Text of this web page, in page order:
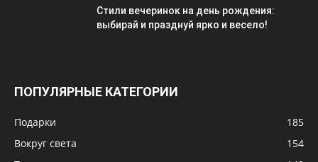
Стили вечеринок на день рождения:
выбирай и празднуй ярко и весело!
ПОПУЛЯРНЫЕ КАТЕГОРИИ
Подарки
185
Вокруг света
154